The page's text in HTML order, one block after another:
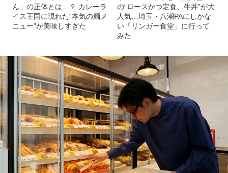
ん」の正体とは…？ カレーラ
イス王国に現れた“本気の麺メ
ニュー”が美味しすぎた
の“ロースかつ定食、牛丼”が大
人気…埼玉・八潮PAにしかな
い「リンガー食堂」に行って
みた